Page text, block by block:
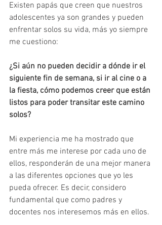
Existen papás que creen que nuestros
adolescentes ya son grandes y pueden
enfrentar solos su vida, más yo siempre
me cuestiono:
¿Si aún no pueden decidir a dónde ir el
siguiente fin de semana, si ir al cine o a
la fiesta, cómo podemos creer que están
listos para poder transitar este camino
solos?
Mi experiencia me ha mostrado que
entre más me interese por cada uno de
ellos, responderán de una mejor manera
a las diferentes opciones que yo les
pueda ofrecer. Es decir, considero
fundamental que como padres y
docentes nos interesemos más en ellos.